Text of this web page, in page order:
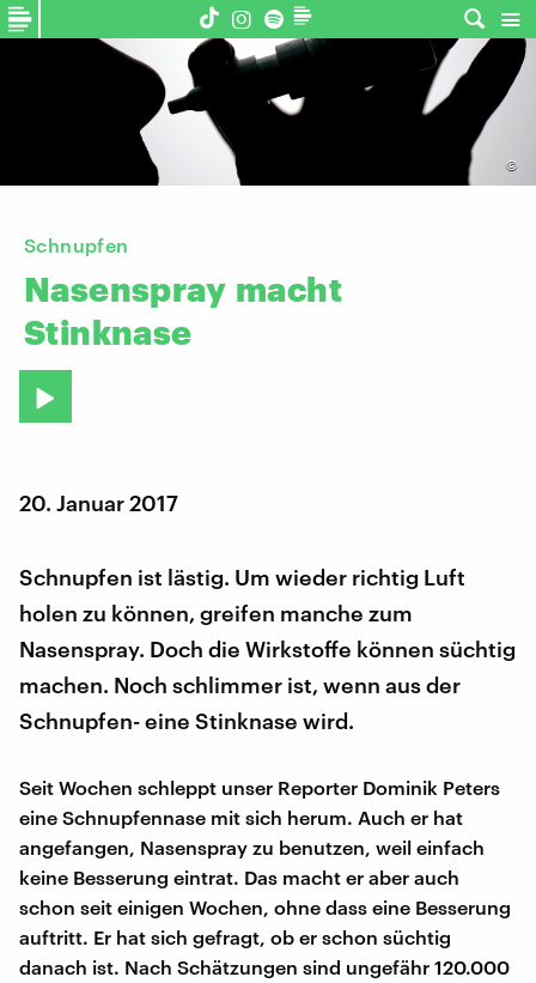
©
Schnupfen
Nasenspray macht
Stinknase
20. Januar 2017
Schnupfen ist lästig. Um wieder richtig Luft
holen zu können, greifen manche zum
Nasenspray. Doch die Wirkstoffe können süchtig
machen. Noch schlimmer ist, wenn aus der
Schnupfen- eine Stinknase wird.
Seit Wochen schleppt unser Reporter Dominik Peters
eine Schnupfennase mit sich herum. Auch er hat
angefangen, Nasenspray zu benutzen, weil einfach
keine Besserung eintrat. Das macht er aber auch
schon seit einigen Wochen, ohne dass eine Besserung
auftritt. Er hat sich gefragt, ob er schon süchtig
danach ist. Nach Schätzungen sind ungefähr 120.000